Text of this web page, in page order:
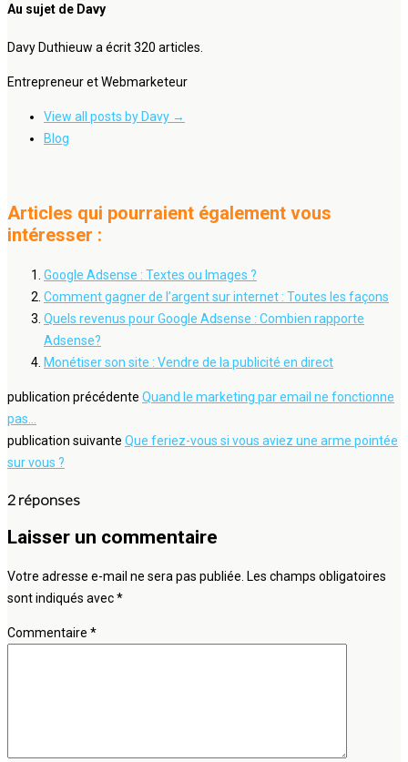
Au sujet de Davy
Davy Duthieuw a écrit 320 articles.
Entrepreneur et Webmarketeur
View all posts by Davy →
Blog
Articles qui pourraient également vous
intéresser :
Google Adsense : Textes ou Images ?
Comment gagner de l’argent sur internet : Toutes les façons
Quels revenus pour Google Adsense : Combien rapporte
Adsense?
Monétiser son site : Vendre de la publicité en direct
publication précédente Quand le marketing par email ne fonctionne
pas...
publication suivante Que feriez-vous si vous aviez une arme pointée
sur vous ?
2 réponses
Laisser un commentaire
Votre adresse e-mail ne sera pas publiée. Les champs obligatoires
sont indiqués avec*
Commentaire *